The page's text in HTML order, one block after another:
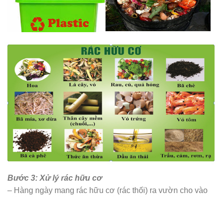
Bước 3: Xử lý rác hữu cơ
– Hàng ngày mang rác hữu cơ (rác thối) ra vườn cho vào